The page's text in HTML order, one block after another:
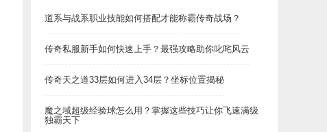
道系与战系职业技能如何搭配才能称霸传奇战场？
传奇私服新手如何快速上手？最强攻略助你叱咤风云
传奇天之道33层如何进入34层？坐标位置揭秘
魔之域超级经验球怎么用？掌握这些技巧让你飞速满级
独霸天下